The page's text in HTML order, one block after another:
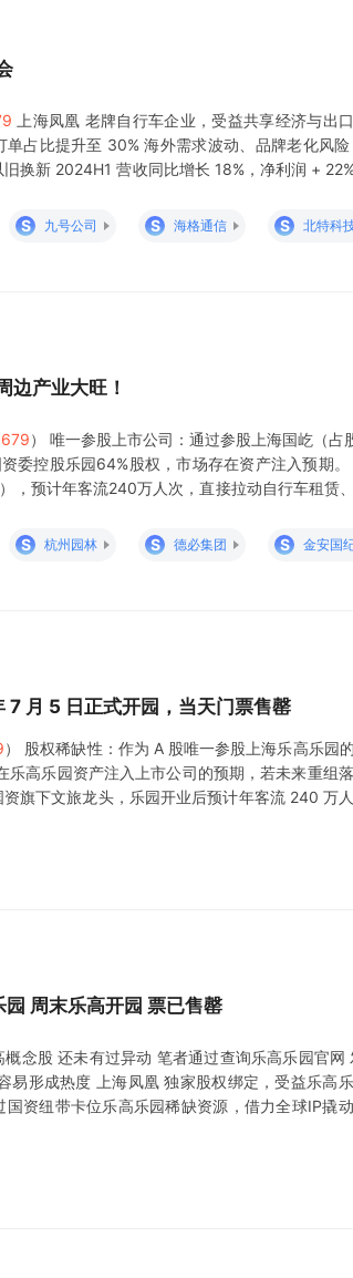
上海凤凰 老牌自行车企业，受益共享经济与出
单占比提升至 30% 海外需求波动、品牌老化风
换新 2024H1 营收同比增长 18%，净利润 +
S 九号公司 S 海格通信 S 北特科
边产业大旺！
） 唯一参股上市公司：通过参股上海国屹（占
委控股乐园64%股权，市场存在资产注入预期
，预计年客流240万人次，直接拉动自行车租赁
S 杭州园林 S 德必集团 S 金安国
月 5 日正式开园，当天门票售罄
） 股权稀缺性：作为 A 股唯一参股上海乐高乐园
乐高乐园资产注入上市公司的预期，若未来重组
旗下文旅龙头，乐园开业后预计年客流 240 万
周末乐高开园 票已售罄
概念股 还未有过异动 笔者通过查询乐高乐园官网
易形成热度 上海凤凰 独家股权绑定，受益乐高
资纽带卡位乐高乐园稀缺资源，借力全球IP撬
区文旅产业升级的核心受益方。 衍生服务布局